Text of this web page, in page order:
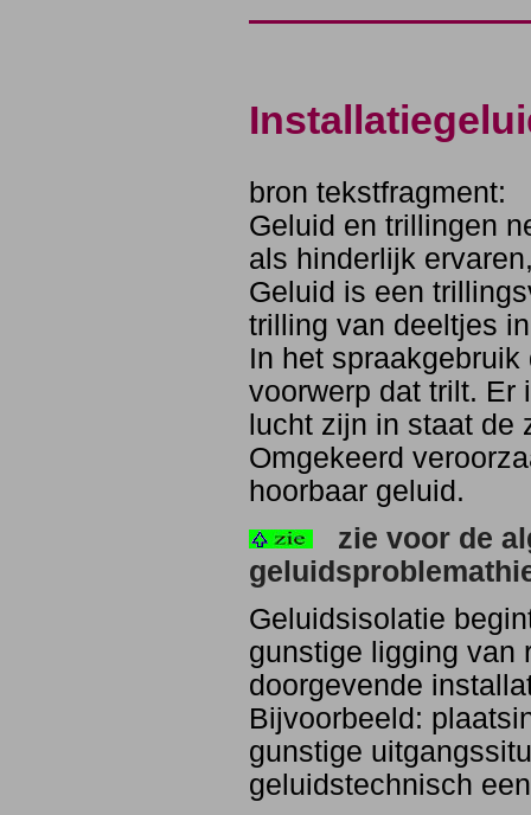
bron tekstfragment:
Geluid en trillingen
als hinderlijk
Geluid is een
trilling van deeltjes
In het
voorwerp dat trilt. Er
lucht zijn in staat de
Omgekeerd
hoorbaar geluid.
zie voor de
Geluidsisolatie
gunstige ligging van
doorgevende
Bijvoorbeeld:
gunstige
geluidstechnisch